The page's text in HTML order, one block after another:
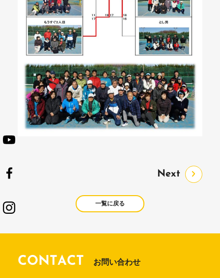
Next
一覧に戻る
CONTACT お問い合わせ